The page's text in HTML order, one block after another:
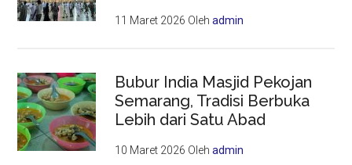
11 Maret 2026 Olehadmin
Bubur India Masjid Pekojan
Semarang, Tradisi Berbuka
Lebih dari Satu Abad
10 Maret 2026 Olehadmin